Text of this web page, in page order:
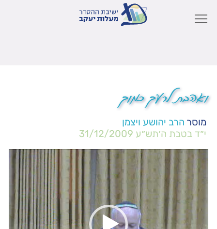
ואהבת לרעך כמוך
מוסר הרב יהושע ויצמן
י״ד בטבת ה׳תש״ע 31/12/2009
נגן
וידאו